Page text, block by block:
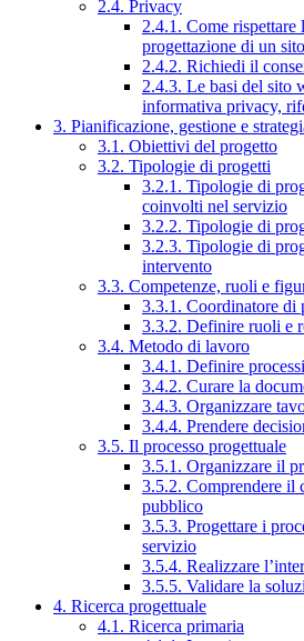
2.4. Privacy
2.4.1. Come
progettazione di un
2.4.2. Richiedi il
2.4.3. Le basi del sito
informativa privacy,
3. Pianificazione, gestione e
3.1. Obiettivi del progetto
3.2. Tipologie di progetti
3.2.1. Tipologie di
coinvolti nel servizio
3.2.2. Tipologie di
3.2.3. Tipologie di
intervento
3.3. Competenze, ruoli e
3.3.1. Coordinatore di
3.3.2. Definire ruoli e
3.4. Metodo di lavoro
3.4.1. Definire
3.4.2. Curare la
3.4.3. Organizzare
3.4.4. Prendere
3.5. Il processo progettuale
3.5.1. Organizzare il
3.5.2. Comprendere il
pubblico
3.5.3. Progettare i
servizio
3.5.4. Realizzare
3.5.5. Validare la
4. Ricerca progettuale
4.1. Ricerca primaria